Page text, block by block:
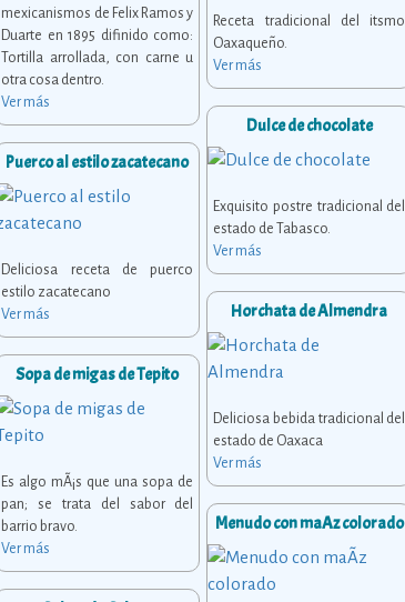
mexicanismos de Felix Ramos y
Duarte en 1895 difinido como:
Tortilla arrollada, con carne u
otra cosa dentro.
Ver más
Receta tradicional del itsmo
Oaxaqueño.
Ver más
Dulce de chocolate
Exquisito postre tradicional del
estado de Tabasco.
Ver más
Puerco al estilo zacatecano
Deliciosa receta de puerco
estilo zacatecano
Ver más
Horchata de Almendra
Deliciosa bebida tradicional del
estado de Oaxaca
Ver más
Sopa de migas de Tepito
Es algo mÃ¡s que una sopa de
pan; se trata del sabor del
barrio bravo.
Ver más
Menudo con maÃ­z colorado